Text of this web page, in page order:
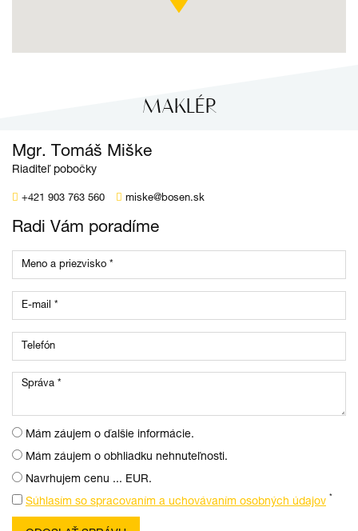
MAKLÉR
Mgr. Tomáš Miške
Riaditeľ pobočky
+421 903 763 560 miske@bosen.sk
Radi Vám poradíme
Mám záujem o ďalšie informácie.
Mám záujem o obhliadku nehnuteľnosti.
Navrhujem cenu ... EUR.
Súhlasím so spracovaním a uchovávaním osobných údajov *